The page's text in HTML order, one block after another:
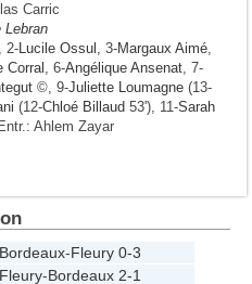
Carric
Lebran
2-Lucile Ossul , 3-Margaux Aimé,
Corral, 6-Angélique Ansenat, 7-
©, 9-Juliette Loumagne (13-
(12-Chloé Billaud 53'), 11-Sarah
Ahlem Zayar
Bordeaux-Fleury 0-3
Fleury-Bordeaux 2-1